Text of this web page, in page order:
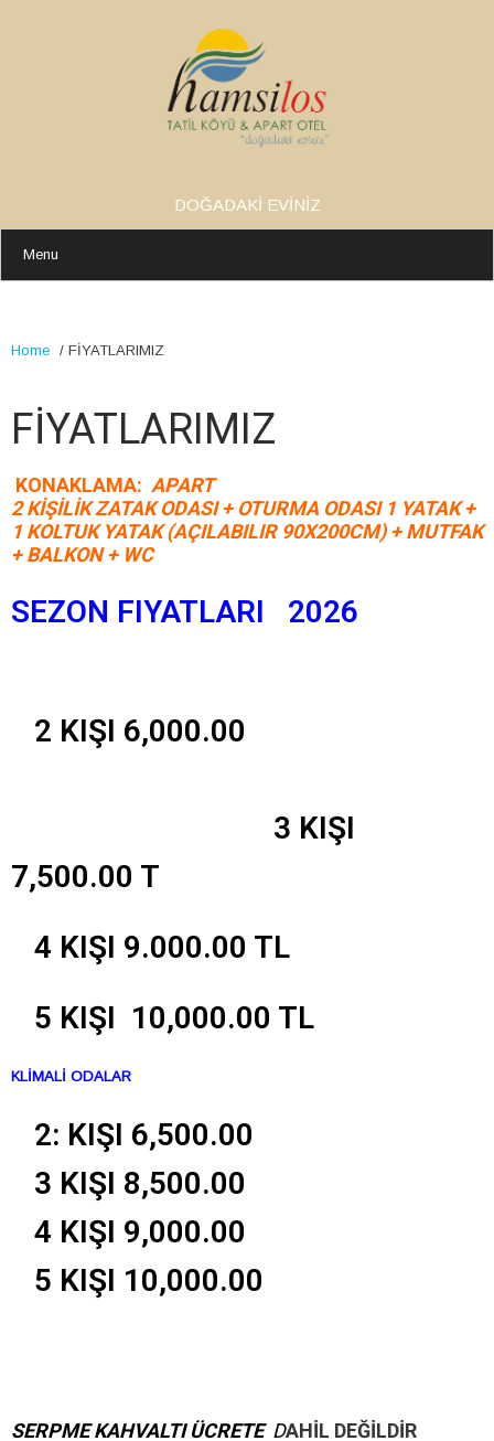
DOĞADAKİ EVİNİZ
Menu
Home / FİYATLARIMIZ
FİYATLARIMIZ
KONAKLAMA: APART
2 KİŞİLİK ZATAK ODASI + OTURMA ODASI 1 YATAK +
1 KOLTUK YATAK (AÇILABILIR 90X200CM) + MUTFAK
+ BALKON + WC
SEZON FIYATLARI 2026
2 KIŞI 6,000.00
3 KIŞI
7,500.00 T
4 KIŞI 9.000.00 TL
5 KIŞI 10,000.00 TL
KLİMALİ ODALAR
2: KIŞI 6,500.00
3 KIŞI 8,500.00
4 KIŞI 9,000.00
5 KIŞI 10,000.00
SERPME KAHVALTI ÜCRETE DAHİL DEĞİLDİR